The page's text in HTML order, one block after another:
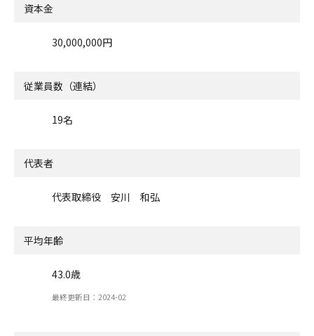
資本金
30,000,000円
従業員数（連結）
19名
代表者
代表取締役 安川 和弘
平均年齢
43.0歳
最終更新日：2024-02